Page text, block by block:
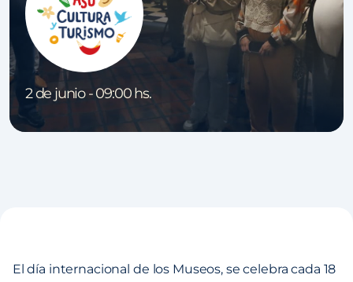
2 de junio - 09:00 hs.
El día internacional de los Museos, se celebra cada 18